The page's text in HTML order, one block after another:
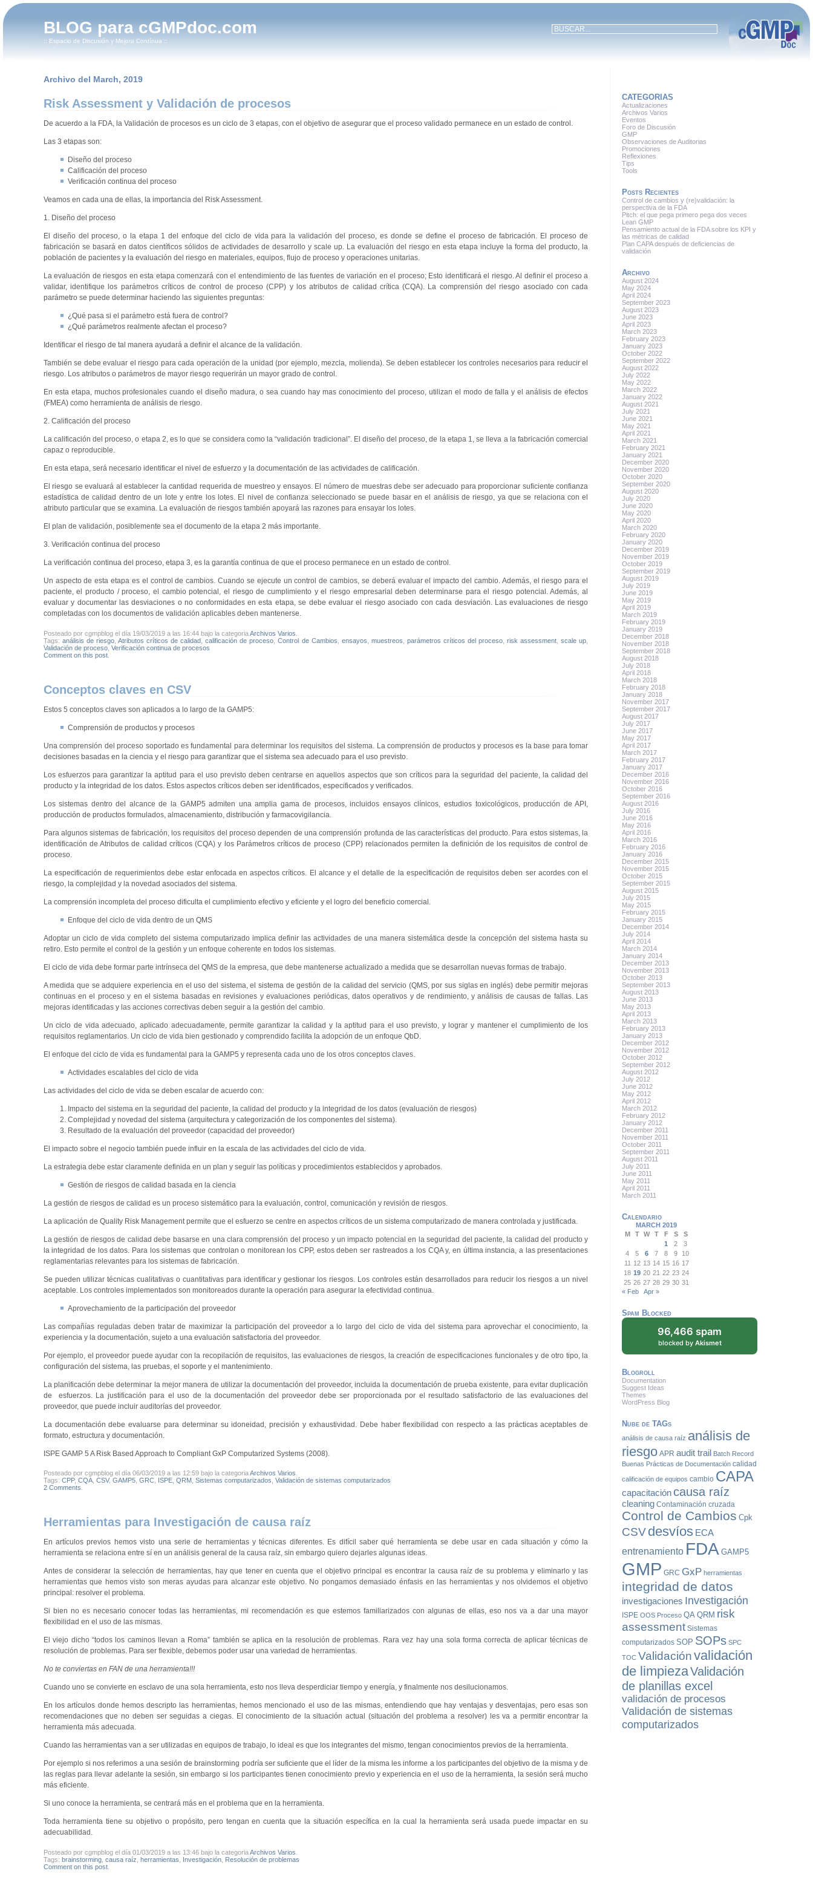
BLOG para cGMPdoc.com
:: Espacio de Discusión y Mejora Contínua ::
Archivo del March, 2019
Risk Assessment y Validación de procesos
De acuerdo a la FDA, la Validación de procesos es un ciclo de 3 etapas, con el objetivo de asegurar que el proceso validado permanece en un estado de control.
Las 3 etapas son:
Diseño del proceso
Calificación del proceso
Verificación continua del proceso
Veamos en cada una de ellas, la importancia del Risk Assessment.
1. Diseño del proceso
El diseño del proceso, o la etapa 1 del enfoque del ciclo de vida para la validación del proceso, es donde se define el proceso de fabricación. El proceso de
fabricación se basará en datos científicos sólidos de actividades de desarrollo y scale up. La evaluación del riesgo en esta etapa incluye la forma del producto, la
población de pacientes y la evaluación del riesgo en materiales, equipos, flujo de proceso y operaciones unitarias.
La evaluación de riesgos en esta etapa comenzará con el entendimiento de las fuentes de variación en el proceso; Esto identificará el riesgo. Al definir el proceso a
validar, identifique los parámetros críticos de control de proceso (CPP) y los atributos de calidad crítica (CQA). La comprensión del riesgo asociado con cada
parámetro se puede determinar haciendo las siguientes preguntas:
¿Qué pasa si el parámetro está fuera de control?
¿Qué parámetros realmente afectan el proceso?
Identificar el riesgo de tal manera ayudará a definir el alcance de la validación.
También se debe evaluar el riesgo para cada operación de la unidad (por ejemplo, mezcla, molienda). Se deben establecer los controles necesarios para reducir el
riesgo. Los atributos o parámetros de mayor riesgo requerirán un mayor grado de control.
En esta etapa, muchos profesionales cuando el diseño madura, o sea cuando hay mas conocimiento del proceso, utilizan el modo de falla y el análisis de efectos
(FMEA) como herramienta de análisis de riesgo.
2. Calificación del proceso
La calificación del proceso, o etapa 2, es lo que se considera como la “validación tradicional”. El diseño del proceso, de la etapa 1, se lleva a la fabricación comercial
capaz o reproducible.
En esta etapa, será necesario identificar el nivel de esfuerzo y la documentación de las actividades de calificación.
El riesgo se evaluará al establecer la cantidad requerida de muestreo y ensayos. El número de muestras debe ser adecuado para proporcionar suficiente confianza
estadística de calidad dentro de un lote y entre los lotes. El nivel de confianza seleccionado se puede basar en el análisis de riesgo, ya que se relaciona con el
atributo particular que se examina. La evaluación de riesgos también apoyará las razones para ensayar los lotes.
El plan de validación, posiblemente sea el documento de la etapa 2 más importante.
3. Verificación continua del proceso
La verificación continua del proceso, etapa 3, es la garantía continua de que el proceso permanece en un estado de control.
Un aspecto de esta etapa es el control de cambios. Cuando se ejecute un control de cambios, se deberá evaluar el impacto del cambio. Además, el riesgo para el
paciente, el producto / proceso, el cambio potencial, el riesgo de cumplimiento y el riesgo empresarial deben determinarse para el riesgo potencial. Además, al
evaluar y documentar las desviaciones o no conformidades en esta etapa, se debe evaluar el riesgo asociado con cada desviación. Las evaluaciones de riesgo
completadas con los documentos de validación aplicables deben mantenerse.
Posteado por cgmpblog el día 19/03/2019 a las 16:44 bajo la categoriaArchivos Varios
Tags: análisis de riesgo, Atributos críticos de calidad ,calificación de proceso ,Control de Cambios ensayos muestreos parámetros críticos del proceso ,risk assessment ,scale up
Validación de proceso, Verificación continua de procesos
Comment on this post.
Conceptos claves en CSV
Estos 5 conceptos claves son aplicados a lo largo de la GAMP5:
Comprensión de productos y procesos
Una comprensión del proceso soportado es fundamental para determinar los requisitos del sistema. La comprensión de productos y procesos es la base para tomar
decisiones basadas en la ciencia y el riesgo para garantizar que el sistema sea adecuado para el uso previsto.
Los esfuerzos para garantizar la aptitud para el uso previsto deben centrarse en aquellos aspectos que son críticos para la seguridad del paciente, la calidad del
producto y la integridad de los datos. Estos aspectos críticos deben ser identificados, especificados y verificados.
Los sistemas dentro del alcance de la GAMP5 admiten una amplia gama de procesos, incluidos ensayos clínicos, estudios toxicológicos, producción de API,
producción de productos formulados, almacenamiento, distribución y farmacovigilancia.
Para algunos sistemas de fabricación, los requisitos del proceso dependen de una comprensión profunda de las características del producto. Para estos sistemas, la
identificación de Atributos de calidad críticos (CQA) y los Parámetros críticos de proceso (CPP) relacionados permiten la definición de los requisitos de control de
proceso.
La especificación de requerimientos debe estar enfocada en aspectos críticos. El alcance y el detalle de la especificación de requisitos deben ser acordes con el
riesgo, la complejidad y la novedad asociados del sistema.
La comprensión incompleta del proceso dificulta el cumplimiento efectivo y eficiente y el logro del beneficio comercial.
Enfoque del ciclo de vida dentro de un QMS
Adoptar un ciclo de vida completo del sistema computarizado implica definir las actividades de una manera sistemática desde la concepción del sistema hasta su
retiro. Esto permite el control de la gestión y un enfoque coherente en todos los sistemas.
El ciclo de vida debe formar parte intrínseca del QMS de la empresa, que debe mantenerse actualizado a medida que se desarrollan nuevas formas de trabajo.
A medida que se adquiere experiencia en el uso del sistema, el sistema de gestión de la calidad del servicio (QMS, por sus siglas en inglés) debe permitir mejoras
continuas en el proceso y en el sistema basadas en revisiones y evaluaciones periódicas, datos operativos y de rendimiento, y análisis de causas de fallas. Las
mejoras identificadas y las acciones correctivas deben seguir a la gestión del cambio.
Un ciclo de vida adecuado, aplicado adecuadamente, permite garantizar la calidad y la aptitud para el uso previsto, y lograr y mantener el cumplimiento de los
requisitos reglamentarios. Un ciclo de vida bien gestionado y comprendido facilita la adopción de un enfoque QbD.
El enfoque del ciclo de vida es fundamental para la GAMP5 y representa cada uno de los otros conceptos claves.
Actividades escalables del ciclo de vida
Las actividades del ciclo de vida se deben escalar de acuerdo con:
Impacto del sistema en la seguridad del paciente, la calidad del producto y la integridad de los datos (evaluación de riesgos)
Complejidad y novedad del sistema (arquitectura y categorización de los componentes del sistema).
Resultado de la evaluación del proveedor (capacidad del proveedor)
El impacto sobre el negocio también puede influir en la escala de las actividades del ciclo de vida.
La estrategia debe estar claramente definida en un plan y seguir las políticas y procedimientos establecidos y aprobados.
Gestión de riesgos de calidad basada en la ciencia
La gestión de riesgos de calidad es un proceso sistemático para la evaluación, control, comunicación y revisión de riesgos.
La aplicación de Quality Risk Management permite que el esfuerzo se centre en aspectos críticos de un sistema computarizado de manera controlada y justificada.
La gestión de riesgos de calidad debe basarse en una clara comprensión del proceso y un impacto potencial en la seguridad del paciente, la calidad del producto y
la integridad de los datos. Para los sistemas que controlan o monitorean los CPP, estos deben ser rastreados a los CQA y, en última instancia, a las presentaciones
reglamentarias relevantes para los sistemas de fabricación.
Se pueden utilizar técnicas cualitativas o cuantitativas para identificar y gestionar los riesgos. Los controles están desarrollados para reducir los riesgos a un nivel
aceptable. Los controles implementados son monitoreados durante la operación para asegurar la efectividad continua.
Aprovechamiento de la participación del proveedor
Las compañías reguladas deben tratar de maximizar la participación del proveedor a lo largo del ciclo de vida del sistema para aprovechar el conocimiento, la
experiencia y la documentación, sujeto a una evaluación satisfactoria del proveedor.
Por ejemplo, el proveedor puede ayudar con la recopilación de requisitos, las evaluaciones de riesgos, la creación de especificaciones funcionales y de otro tipo, la
configuración del sistema, las pruebas, el soporte y el mantenimiento.
La planificación debe determinar la mejor manera de utilizar la documentación del proveedor, incluida la documentación de prueba existente, para evitar duplicación
de esfuerzos. La justificación para el uso de la documentación del proveedor debe ser proporcionada por el resultado satisfactorio de las evaluaciones del
proveedor, que puede incluir auditorías del proveedor.
La documentación debe evaluarse para determinar su idoneidad, precisión y exhaustividad. Debe haber flexibilidad con respecto a las prácticas aceptables de
formato, estructura y documentación.
ISPE GAMP 5 A Risk Based Approach to Compliant GxP Computarized Systems (2008).
Posteado por cgmpblog el día 06/03/2019 a las 12:59 bajo la categoriaArchivos Varios.
Tags: CPP, CQA, CSV, GAMP5, GRC, ISPE, QRM, Sistemas computarizados, Validación de sistemas computarizados
2 Comments.
Herramientas para Investigación de causa raíz
En artículos previos hemos visto una serie de herramientas y técnicas diferentes. Es difícil saber qué herramienta se debe usar en cada situación y cómo la
herramienta se relaciona entre sí en un análisis general de la causa raíz, sin embargo quiero dejarles algunas ideas.
Antes de considerar la selección de herramientas, hay que tener en cuenta que el objetivo principal es encontrar la causa raíz de su problema y eliminarlo y las
herramientas que hemos visto son meras ayudas para alcanzar este objetivo. No pongamos demasiado énfasis en las herramientas y nos olvidemos el objetivo
principal: resolver el problema.
Si bien no es necesario conocer todas las herramientas, mi recomendación es que estemos familiarizados con algunas de ellas, eso nos va a dar una mayor
flexibilidad en el uso de las mismas.
El viejo dicho “todos los caminos llevan a Roma” también se aplica en la resolución de problemas. Rara vez hay una sola forma correcta de aplicar técnicas de
resolución de problemas. Para ser flexible, debemos poder usar una variedad de herramientas.
No te conviertas en FAN de una herramienta!!!
Cuando uno se convierte en esclavo de una sola herramienta, esto nos lleva desperdiciar tiempo y energía, y finalmente nos desilucionamos.
En los artículos donde hemos descripto las herramientas, hemos mencionado el uso de las mismas, entendiendo que hay ventajas y desventajas, pero esas son
recomendaciones que no deben ser seguidas a ciegas. El conocimiento de la situación actual (situación del problema a resolver) les va a permitir encontrar la
herramienta más adecuada.
Cuando las herramientas van a ser utilizadas en equipos de trabajo, lo ideal es que los integrantes del mismo, tengan conocimientos previos de la herramienta.
Por ejemplo si nos referimos a una sesión de brainstorming podría ser suficiente que el líder de la misma les informe a los participantes del objetivo de la misma y de
las reglas para llevar adelante la sesión, sin embargo si los participantes tienen conocimiento previo y experiencia en el uso de la herramienta, la sesión será mucho
más eficiente.
Si uno conoce la herramienta, se centrará más en el problema que en la herramienta.
Toda herramienta tiene su objetivo o propósito, pero tengan en cuenta que la situación específica en la cual la herramienta será usada puede impactar en su
adecuabilidad.
Posteado por cgmpblog el día 01/03/2019 a las 13:46 bajo la categoriaArchivos Varios
Tags: brainstorming, causa raíz herramientas Investigación, Resolución de problemas
Comment on this post.
CATEGORIAS
Actualizaciones
Archivos Varios
Eventos
Foro de Discusión
GMP
Observaciones de Auditorias
Promociones
Reflexiones
Tips
Tools
Posts Recientes
Control de cambios y (re)validación: la
perspectiva de la FDA
Pitch: el que pega primero pega dos veces
Lean GMP
Pensamiento actual de la FDA sobre los KPI y
las métricas de calidad
Plan CAPA después de deficiencias de
validación
Archivo
August 2024
May 2024
April 2024
September 2023
August 2023
June 2023
April 2023
March 2023
February 2023
January 2023
October 2022
September 2022
August 2022
July 2022
May 2022
March 2022
January 2022
August 2021
July 2021
June 2021
May 2021
April 2021
March 2021
February 2021
January 2021
December 2020
November 2020
October 2020
September 2020
August 2020
July 2020
June 2020
May 2020
April 2020
March 2020
February 2020
January 2020
December 2019
November 2019
October 2019
September 2019
August 2019
July 2019
June 2019
May 2019
April 2019
March 2019
February 2019
January 2019
December 2018
November 2018
September 2018
August 2018
July 2018
April 2018
March 2018
February 2018
January 2018
November 2017
September 2017
August 2017
July 2017
June 2017
May 2017
April 2017
March 2017
February 2017
January 2017
December 2016
November 2016
October 2016
September 2016
August 2016
July 2016
June 2016
May 2016
April 2016
March 2016
February 2016
January 2016
December 2015
November 2015
October 2015
September 2015
August 2015
July 2015
May 2015
February 2015
January 2015
December 2014
July 2014
April 2014
March 2014
January 2014
December 2013
November 2013
October 2013
September 2013
August 2013
June 2013
May 2013
April 2013
March 2013
February 2013
January 2013
December 2012
November 2012
October 2012
September 2012
August 2012
July 2012
June 2012
May 2012
April 2012
March 2012
February 2012
January 2012
December 2011
November 2011
October 2011
September 2011
August 2011
July 2011
June 2011
May 2011
April 2011
March 2011
Calendario
MARCH 2019
M
T W T F S
S
1
2
3
4
5 6 7 8 9
10
11 12 13 14 15 16 17
18 19 20 21 22 23 24
25 26 27 28 29 30 31
« Feb
Apr »
Spam Blocked
96,466 spam
blocked by Akismet
Blogroll
Documentation
Suggest Ideas
Themes
WordPress Blog
Nube de TAGs
análisis de causa raíz análisis de
riesgo APR audit trail Batch Record
Buenas Prácticas de Documentación calidad
calificación de equipos cambio CAPA
capacitacióncausa raíz
cleaning Contaminación cruzada
Control de Cambios Cpk
CSVdesvíos ECA
entrenamiento FDA GAMP5
GMP GRC GxP herramientas
integridad de datos
investigaciones Investigación
ISPE OOS Proceso QA QRM risk
assessment Sistemas
computarizados SOP SOPs SPC
TOC Validaciónvalidación
de limpiezaValidación
de planillas excel
validación de procesos
Validación de sistemas
computarizados